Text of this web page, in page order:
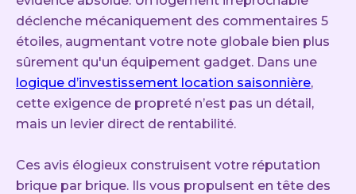
déclenche mécaniquement des commentaires 5
étoiles, augmentant votre note globale bien plus
sûrement qu'un équipement gadget. Dans une
logique d’investissement location saisonnière,
cette exigence de propreté n’est pas un détail,
mais un levier direct de rentabilité.
Ces avis élogieux construisent votre réputation
brique par brique. Ils vous propulsent en tête des